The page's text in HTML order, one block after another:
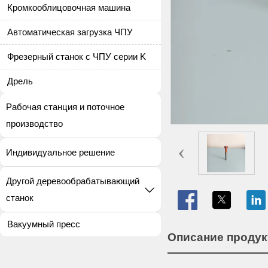
Кромкооблицовочная машина
Автоматическая загрузка ЧПУ
Фрезерный станок с ЧПУ серии K
Дрель
Рабочая станция и поточное
производство
Индивидуальное решение
Другой деревообрабатывающий
станок

Вакуумный пресс
‹

Описание